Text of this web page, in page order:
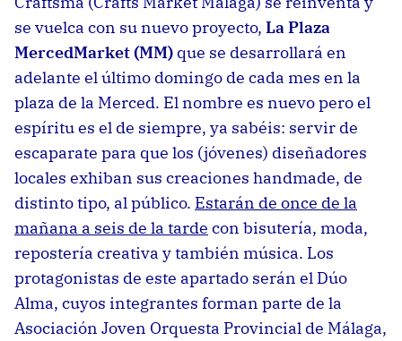
se vuelca con su nuevo proyecto, La Plaza
MercedMarket (MM) que se desarrollará en
adelante el último domingo de cada mes en la
plaza de la Merced. El nombre es nuevo pero el
espíritu es el de siempre, ya sabéis: servir de
escaparate para que los (jóvenes) diseñadores
locales exhiban sus creaciones handmade, de
distinto tipo, al público. Estarán de once de la
mañana a seis de la tarde con bisutería, moda,
repostería creativa y también música. Los
protagonistas de este apartado serán el Dúo
Alma, cuyos integrantes forman parte de la
Asociación Joven Orquesta Provincial de Málaga,